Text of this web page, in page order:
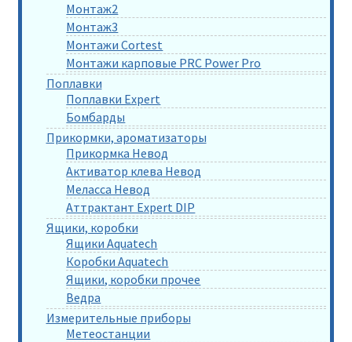
Монтаж2
Монтаж3
Монтажи Cortest
Монтажи карповые PRC Power Pro
Поплавки
Поплавки Expert
Бомбарды
Прикормки, ароматизаторы
Прикормка Невод
Активатор клева Невод
Меласса Невод
Аттрактант Expert DIP
Ящики, коробки
Ящики Aquatech
Коробки Aquatech
Ящики, коробки прочее
Ведра
Измерительные приборы
Метеостанции